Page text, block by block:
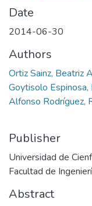
Date
2014-06-30
Authors
Ortiz Sainz, Beatriz
Goytisolo
Alfonso Rodríguez,
Publisher
Universidad de
Facultad de
Abstract